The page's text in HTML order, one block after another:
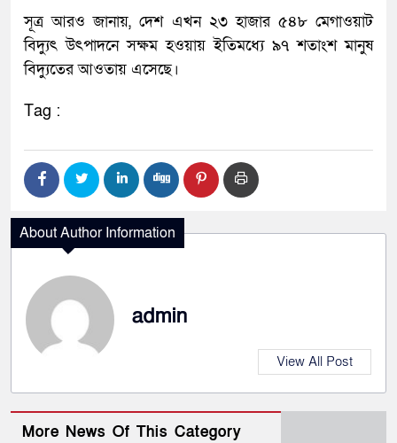
সূত্র আরও জানায়, দেশ এখন ২৩ হাজার ৫৪৮ মেগাওয়াট
বিদ্যুৎ উৎপাদনে সক্ষম হওয়ায় ইতিমধ্যে ৯৭ শতাংশ মানুষ
বিদ্যুতের আওতায় এসেছে।
Tag :
About Author Information
admin
View All Post
More News Of This Category